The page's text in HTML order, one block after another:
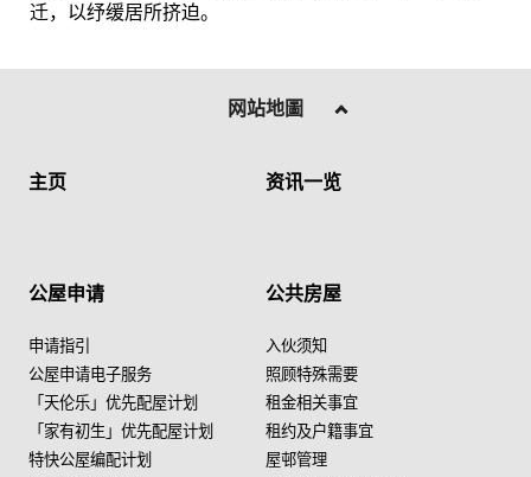
迁，以纾缓居所挤迫。
网站地圖
主页 资讯一览
公屋申请
申请指引
公屋申请电子服务
「天伦乐」优先配屋计划
「家有初生」优先配屋计划
特快公屋编配计划
公共房屋
入伙须知
照顾特殊需要
租金相关事宜
租约及户籍事宜
屋邨管理